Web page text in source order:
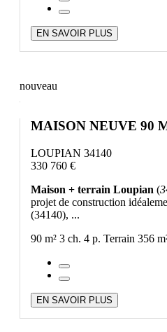
EN SAVOIR PLUS
nouveau
MAISON NEUVE 90
LOUPIAN 34140
330 760 €
Maison + terrain Loupian (
projet de construction
(34140), ...
90 m² 3 ch. 4 p. Terrain 356
EN SAVOIR PLUS